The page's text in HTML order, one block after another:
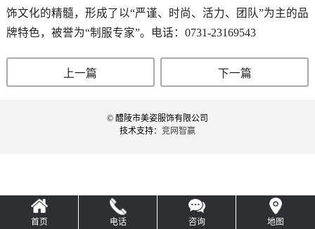
饰文化的精髓，形成了以“严谨、时尚、活力、团队”为主的品
牌特色，被誉为“制服专家”。电话：0731-23169543
上一篇 下一篇
© 醴陵市美姿服饰有限公司
技术支持： 竞网智赢
首页 电话 咨询 地图